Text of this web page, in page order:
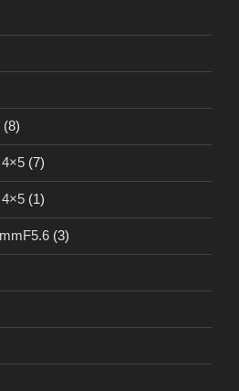
(8)
(7)
(1)
(3)